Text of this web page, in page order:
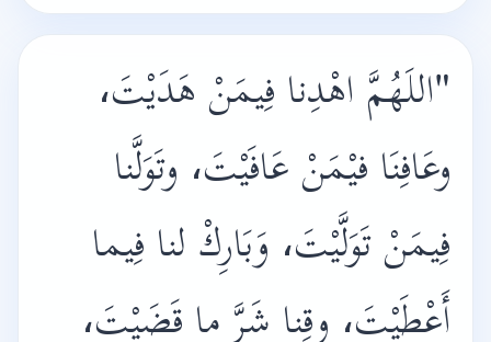
"اللَهُمَّ اهْدِنا فِيمَنْ هَدَيْتَ،
وعَافِنَا فيْمَنْ عَافَيْتَ، وتَوَلَّنا
فِيمَنْ تَوَلَّيْتَ، وَبَارِكْ لنا فِيما
أَعْطَيْتَ، وقِنا شَرَّ ما قَضَيْتَ،